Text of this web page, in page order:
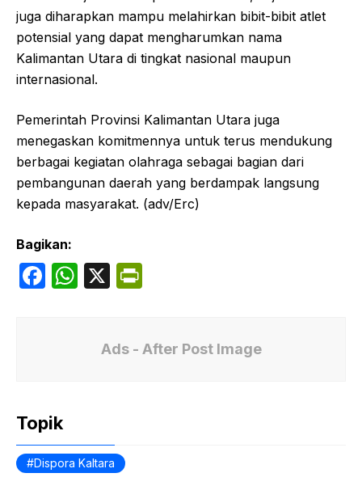
juga diharapkan mampu melahirkan bibit-bibit atlet
potensial yang dapat mengharumkan nama
Kalimantan Utara di tingkat nasional maupun
internasional.
Pemerintah Provinsi Kalimantan Utara juga
menegaskan komitmennya untuk terus mendukung
berbagai kegiatan olahraga sebagai bagian dari
pembangunan daerah yang berdampak langsung
kepada masyarakat. (adv/Erc)
Bagikan:
F
o
k
W X
Fr
Ads - After Post Image
Topik
Dispora Kaltara